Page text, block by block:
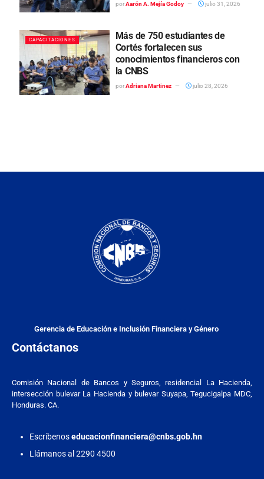
por Aarón A. Mejía Godoy julio 31, 2026
CAPACITACIONES
Más de 750 estudiantes de
Cortés fortalecen sus
conocimientos financieros con
la CNBS
por Adriana Martinez julio 28, 2026
Gerencia de Educación e Inclusión Financiera y Género
Contáctanos
Comisión Nacional de Bancos y Seguros, residencial La Hacienda,
intersección bulevar La Hacienda y bulevar Suyapa, Tegucigalpa MDC,
Honduras. CA.
Escríbenoseducacionfinanciera@cnbs.gob.hn
Llámanos al 2290 4500